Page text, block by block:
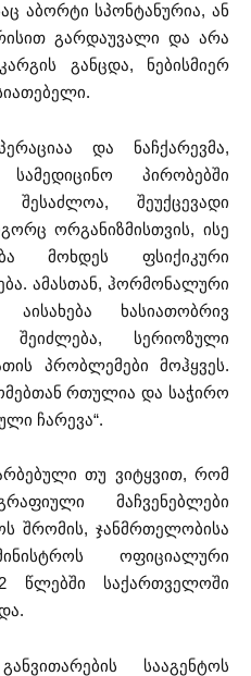
აბორტი სპონტანურია, ან
გარდაუვალი და არა
განცდა, ნებისმიერ
და ნაჩქარევმა,
პირობებში
შესაძლოა, შეუქცევადი
ორგანიზმისთვის, ისე
მოხდეს ფსიქიკური
ამასთან, ჰორმონალური
ხასიათობრივ
სერიოზული
პრობლემები მოჰყვეს.
რთულია და საჭირო
ჩარევა“.
თუ ვიტყვით, რომ
მაჩვენებლები
შრომის, ჯანმრთელობისა
ოფიციალური
წლებში საქართველოში
სააგენტოს